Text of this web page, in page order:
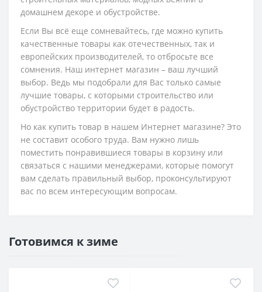
домашнем декоре и обустройстве.
Если Вы всё еще сомневайтесь, где можно купить
качественные товары как отечественных, так и
европейских производителей, то отбросьте все
сомнения. Наш интернет магазин – ваш лучший
выбор. Ведь мы подобрали для Вас только самые
лучшие товары, с которыми строительство или
обустройство территории будет в радость.
Но как купить товар в нашем Интернет магазине? Это
не составит особого труда. Вам нужно лишь
поместить понравившиеся товары в корзину или
связаться с нашими менеджерами, которые помогут
вам сделать правильный выбор, проконсультируют
вас по всем интересующим вопросам.
Готовимся к зиме